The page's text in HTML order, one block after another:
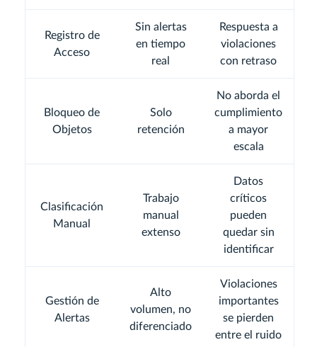
Registro de
Acceso
Sin alertas
en tiempo
real
Respuesta a
violaciones
con retraso
Bloqueo de
Objetos
Solo
retención
No aborda el
cumplimiento
a mayor
escala
Clasificación
Manual
Trabajo
manual
extenso
Datos
críticos
pueden
quedar sin
identificar
Gestión de
Alertas
Alto
volumen, no
diferenciado
Violaciones
importantes
se pierden
entre el ruido